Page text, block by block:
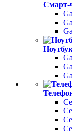
Смарт-